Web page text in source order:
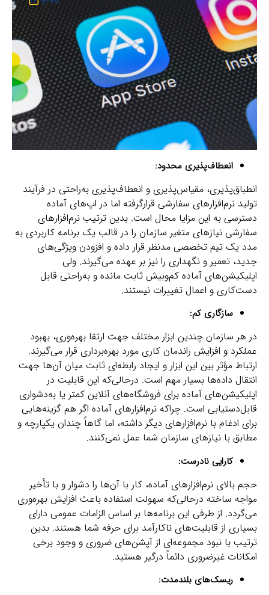
انعطاف‌پذیری محدود:
انطباق‌پذیری، مقیاس‌پذیری و انعطاف‌پذیری به‌راحتی در فرآیند
تولید نرم‌افزارهای سفارشی قرارگرفته اما در اپ‌های آماده
دسترسی به این مزایا محال است. بدین ترتیب نرم‌افزارهای
سفارشی نیازهای متغیر سازمان را در قالب یک برنامه کاربردی به
مدد یک تیم تخصصی مدنظر قرار داده و افزودن ویژگی‌های
جدید، تعمیر و نگهداری را نیز بر عهده می‌گیرند. ولی
اپلیکیشن‌های آماده کم‌وبیش ثابت مانده و به‌راحتی قابل
دست‌کاری و اعمال تغییرات نیستند.
سازگاری کم:
در هر سازمان چندین ابزار مختلف جهت ارتقا بهره‌وری، بهبود
عملکرد و افزایش راندمان کاری مورد بهره‌برداری قرار می‌گیرند.
ارتباط مؤثر بین این ابزار و ایجاد رابطه‌ای ثابت میان آن‌ها جهت
انتقال داده‌ها بسیار مهم است. درحالی‌که این قابلیت در
اپلیکیشن‌های آماده برای فروشگاه‌های آنلاین کمتر یا به‌دشواری
قابل‌دستیابی است. چراکه نرم‌افزارهای آماده اگر هم گزینه‌هایی
برای ادغام با نرم‌افزارهای دیگر داشته، اما گاهاً چندان یکپارچه و
مطابق با نیازهای سازمان شما عمل نمی‌کنند.
کارایی نادرست:
حجم بالای نرم‌افزارهای آماده، کار با آن‌ها را دشوار و با تأخیر
مواجه ساخته درحالی‌که سهولت استفاده باعث افزایش بهره‌وری
می‌گردد. از طرفی این برنامه‌ها بر اساس الزامات عمومی دارای
بسیاری از قابلیت‌های ناکارآمد برای حرفه شما هستند. بدین
ترتیب با نبود مجموعه‌ای از آپشن‌های ضروری و وجود برخی
امکانات غیرضروری دائماً درگیر هستید.
ریسک‌های بلندمدت: